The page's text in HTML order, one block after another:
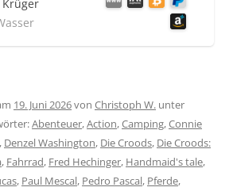
Krüger
19. Juni 2026von Christoph W. unter
Abenteuer,Action,Camping,Connie
, Denzel Washington, Die Croods, Die Croods:
, Fahrrad, Fred Hechinger, Handmaid's tale,
, Paul Mescal, Pedro Pascal, Pferde,